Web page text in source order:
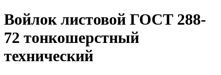
Войлок листовой ГОСТ 288-
72 тонкошерстный
технический